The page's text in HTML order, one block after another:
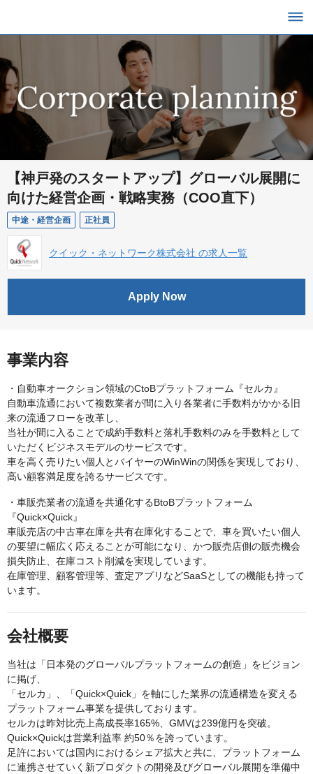
【神戸発のスタートアップ】グローバル展開に
向けた経営企画・戦略実務（COO直下）
中途・経営企画 正社員
クイック・ネットワーク株式会社 の求人一覧
Apply Now
事業内容
・自動車オークション領域のCtoBプラットフォーム『セルカ』
自動車流通において複数業者が間に入り各業者に手数料がかかる旧
来の流通フローを改革し、
当社が間に入ることで成約手数料と落札手数料のみを手数料として
いただくビジネスモデルのサービスです。
車を高く売りたい個人とバイヤーのWinWinの関係を実現しており、
高い顧客満足度を誇るサービスです。
・車販売業者の流通を共通化するBtoBプラットフォーム
『Quick×Quick』
車販売店の中古車在庫を共有在庫化することで、車を買いたい個人
の要望に幅広く応えることが可能になり、かつ販売店側の販売機会
損失防止、在庫コスト削減を実現しています。
在庫管理、顧客管理等、査定アプリなどSaaSとしての機能も持って
います。
会社概要
当社は「日本発のグローバルプラットフォームの創造」をビジョン
に掲げ、
「セルカ」、「Quick×Quick」を軸にした業界の流通構造を変える
プラットフォーム事業を提供しております。
セルカは昨対比売上高成長率165%、GMVは239億円を突破。
Quick×Quickは営業利益率 約50％を誇っています。
足許においては国内におけるシェア拡大と共に、プラットフォーム
に連携させていく新プロダクトの開発及びグローバル展開を準備中